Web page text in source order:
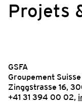
Projets
GSFA
Groupement
Zinggstrasse 16,
+41 31 394 00 02,